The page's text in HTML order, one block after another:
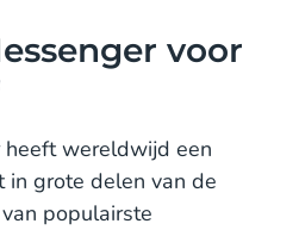
voor
heeft wereldwijd een
in grote delen van de
populairste